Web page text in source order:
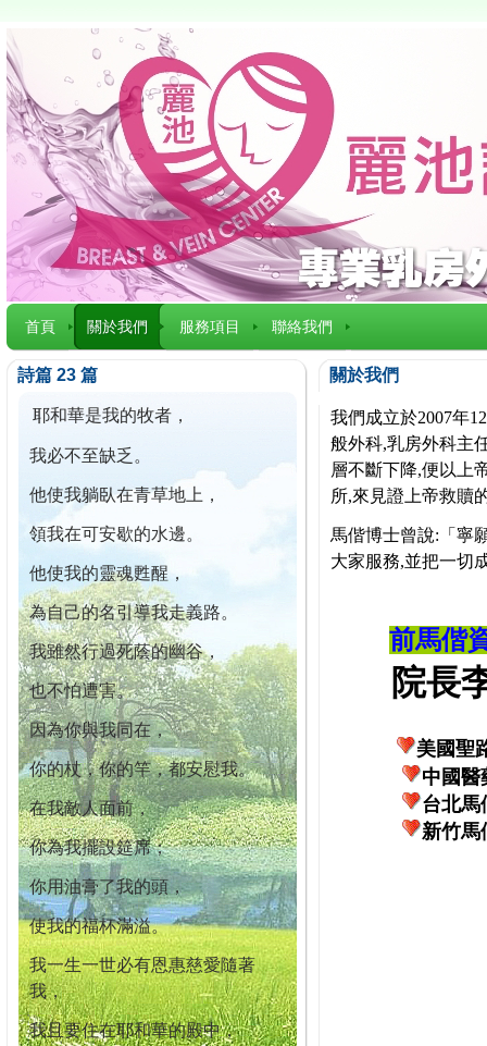
首頁 關於我們 服務項目 聯絡我們
詩篇 23 篇
耶和華是我的牧者，
我必不至缺乏。
他使我躺臥在青草地上，
領我在可安歇的水邊。
他使我的靈魂甦醒，
為自己的名引導我走義路。
我雖然行過死蔭的幽谷，
也不怕遭害。
因為你與我同在，
你的杖，你的竿，都安慰我。
在我敵人面前，
你為我擺設筵席；
你用油膏了我的頭，
使我的福杯滿溢。
我一生一世必有恩惠慈愛隨著
我，
我且要住在耶和華的殿中，
關於我們
我們成立於2007年
般外科,乳房外科主
層不斷下降,便以上
所,來見證上帝救贖
馬偕博士曾說:「寧
大家服務,並把一切
前馬偕
院長李
美國聖
中國醫
台北馬
新竹馬